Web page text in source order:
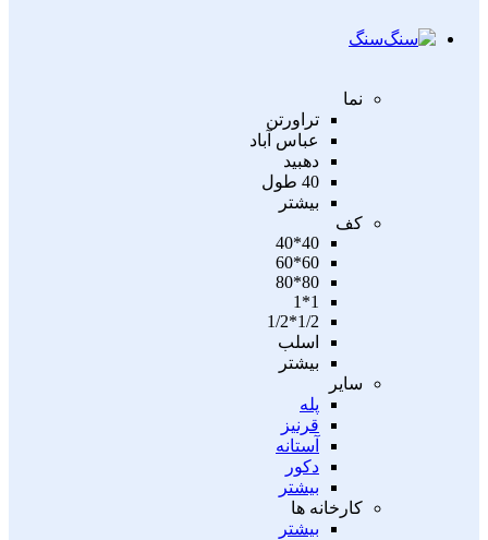
سنگ
نما
تراورتن
عباس آباد
دهبید
40 طول
بیشتر
کف
40*40
60*60
80*80
1*1
1/2*1/2
اسلب
بیشتر
سایر
پله
قرنیز
آستانه
دکور
بیشتر
کارخانه ها
بیشتر